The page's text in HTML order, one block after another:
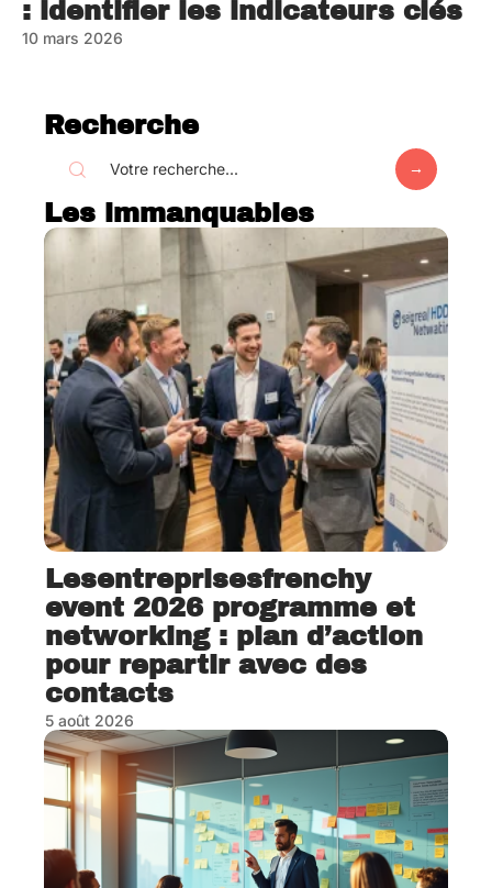
: identifier les indicateurs clés
10 mars 2026
Recherche
Les immanquables
Lesentreprisesfrenchy
event 2026 programme et
networking : plan d’action
pour repartir avec des
contacts
5 août 2026